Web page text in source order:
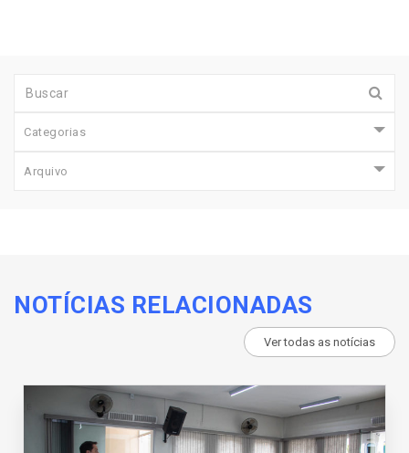
Categorias
Arquivo
NOTÍCIAS RELACIONADAS
Ver todas as notícias